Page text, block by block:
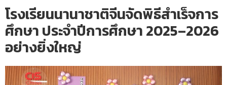
โรงเรียนนานาชาติจีนจัดพิธีสำเร็จการ
ศึกษา ประจำปีการศึกษา 2025–2026
อย่างยิ่งใหญ่